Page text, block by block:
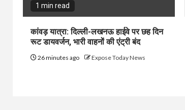
1 min read
कांवड़ यात्रा: दिल्ली-लखनऊ हाईवे पर छह दिन
रूट डायवर्जन, भारी वाहनों की एंट्री बंद
26 minutes ago Expose Today News